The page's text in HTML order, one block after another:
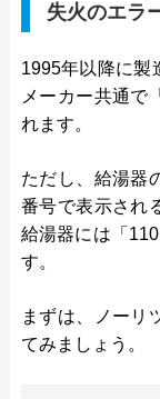
失火のエラ
1995年以降に製
メーカー共通で
れます。
ただし、給湯器
番号で表示され
給湯器には「
す。
まずは、ノーリ
てみましょう。